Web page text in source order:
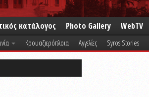
κατάλογος Photo Gallery WebTV
Κρουαζιερόπλοια Αγγελίες Syros Stories